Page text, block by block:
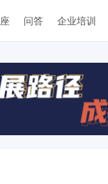
问答 企业培训